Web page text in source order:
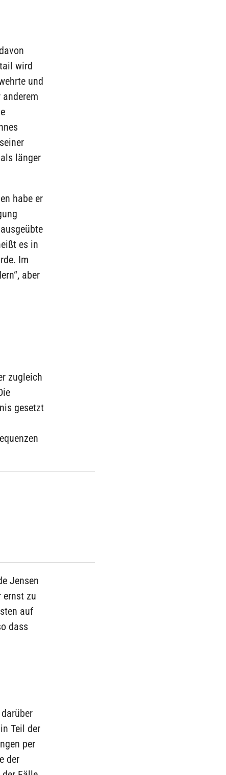
wird
und
länger
habe er
es in
Im
aber
zugleich
gesetzt
Jensen
ernst zu
auf
dass
Teil der
per
der